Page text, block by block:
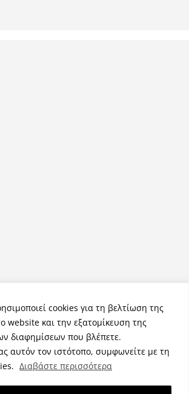
cookies για τη βελτίωση της
website και την εξατομίκευση της
διαφημίσεων που βλέπετε.
αυτόν τον ιστότοπο, συμφωνείτε με τη
Διαβάστε περισσότερα
© 2026NemeaPress. Τα πνευματικά
προστατεύονται.
από ThemeGrill. Κατασκευασμένο με